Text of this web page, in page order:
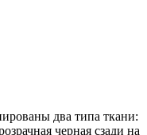
два типа ткани:
черная сзади на